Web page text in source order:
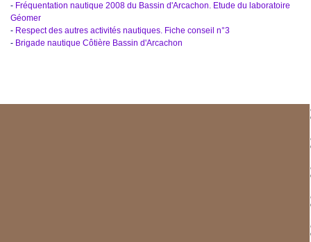
- Fréquentation nautique 2008 du Bassin d'Arcachon. Etude du laboratoire
Géomer
- Respect des autres activités nautiques. Fiche conseil n°3
- Brigade nautique Côtière Bassin d'Arcachon